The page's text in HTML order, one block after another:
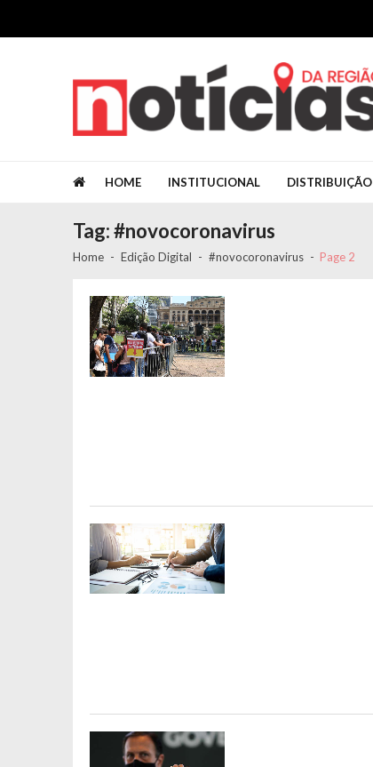
HOME INSTITUCIONAL DISTRIBUIÇÃO
Tag: #novocoronavirus
Home Edição Digital #novocoronavirus Page 2